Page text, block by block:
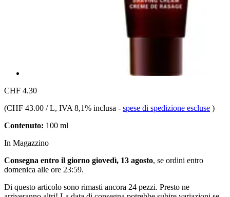
CHF 4.30
(CHF 43.00 / L, IVA 8,1% inclusa - spese di spedizione escluse )
Contenuto: 100 ml
In Magazzino
Consegna entro il giorno giovedì, 13 agosto, se ordini entro
domenica alle ore 23:59.
Di questo articolo sono rimasti ancora 24 pezzi. Presto ne